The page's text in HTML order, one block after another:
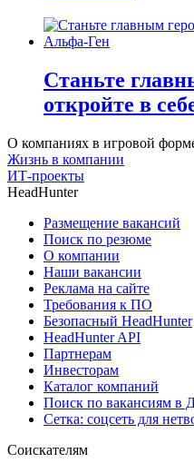
Станьте
откройте в
О компаниях в игровой
Жизнь в компании
ИТ-проекты
HeadHunter
Размещение вакансий
Поиск по резюме
О компании
Наши вакансии
Реклама на сайте
Требования к ПО
Безопасный HeadHunter
HeadHunter API
Партнерам
Инвесторам
Каталог компаний
Поиск по вакансиям в
Сетка: соцсеть для
Соискателям